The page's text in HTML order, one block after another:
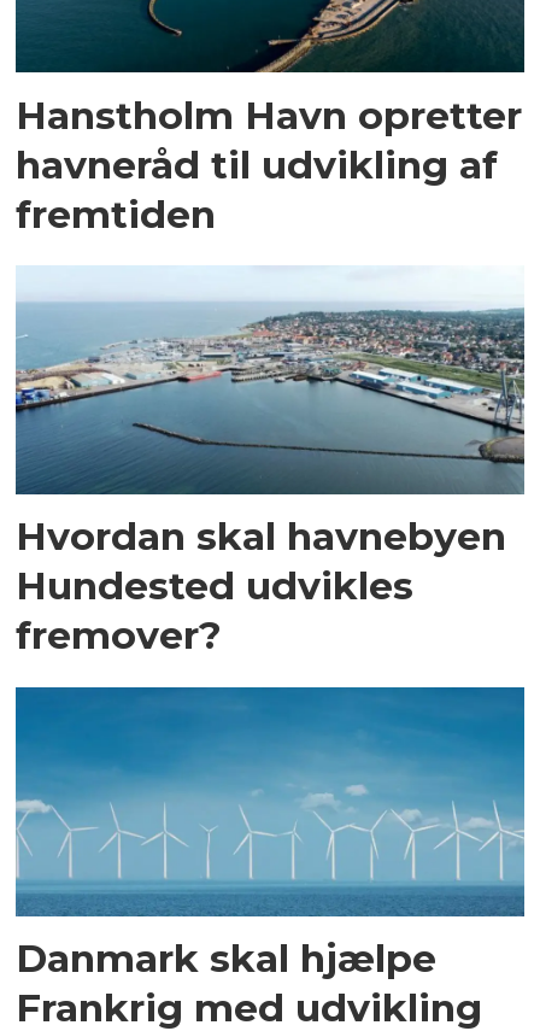
Hanstholm Havn opretter
havneråd til udvikling af
fremtiden
Hvordan skal havnebyen
Hundested udvikles
fremover?
Danmark skal hjælpe
Frankrig med udvikling